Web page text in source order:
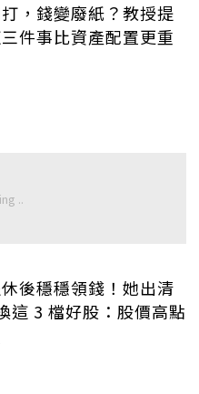
，錢變廢紙？教授提
件事比資產配置更重
後穩穩領錢！她出清
這 3 檔好股：股價高點